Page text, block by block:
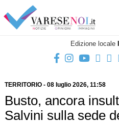
Edizione locale
TERRITORIO- 08 luglio 2026, 11:58
Busto, ancora
Salvini sulla sede